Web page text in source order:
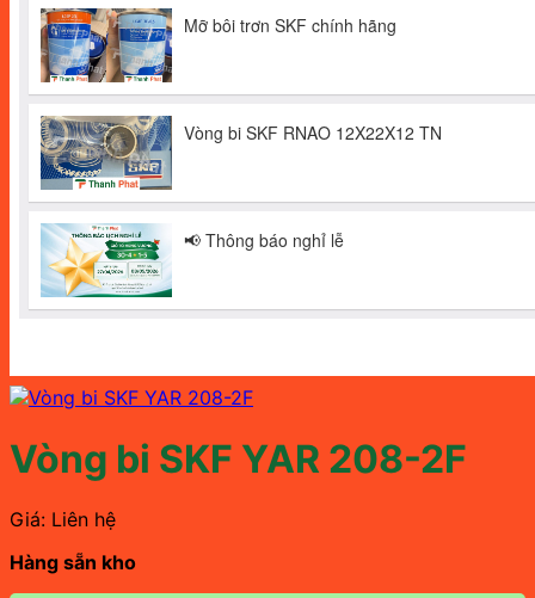
Vòng bi SKF YAR 208-2F
Giá: Liên hệ
Hàng sẵn kho